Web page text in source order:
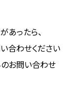
あったら、
合わせください
お問い合わせ